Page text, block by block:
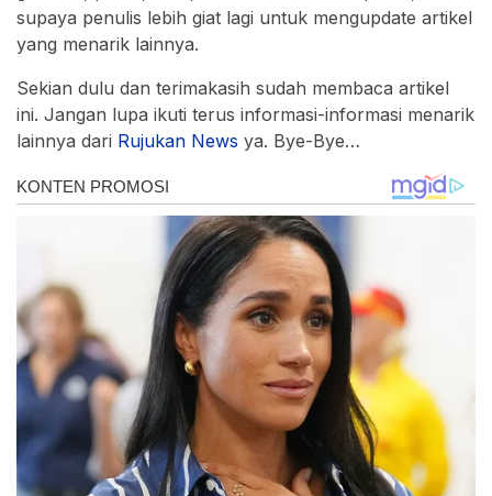
supaya penulis lebih giat lagi untuk mengupdate artikel
yang menarik lainnya.
Sekian dulu dan terimakasih sudah membaca artikel
ini. Jangan lupa ikuti terus informasi-informasi menarik
lainnya dari Rujukan News ya. Bye-Bye…